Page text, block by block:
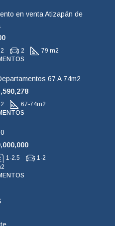
en venta Atizapán de
2 2
79 m2
67 A 74m2
2 67-74m2
1-2.5
1-2